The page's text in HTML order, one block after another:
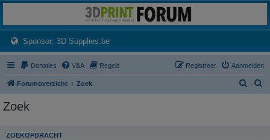
Het 3D print forum van de Benelux na de sluiting van 3dprintforum.nl
Sponsor: 3D Supplies.be(Opens a new tab)
Donaties V&A Regels Aanmelden
Registreer
Forumoverzicht Zoek
Zoek
ZOEKOPDRACHT